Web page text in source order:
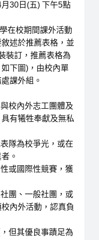
30日(五) 下午5點
在校期間課外活動
述於推薦表格，並
裝訂，推薦表格為
下圖)，由校內單
課外組。
校內外志工團體及
有犧牲奉獻及無私
隊為校爭光，或在
。
或國際性競賽，獲
團、一般社團，或
內外活動，認真負
但其優良事蹟足為